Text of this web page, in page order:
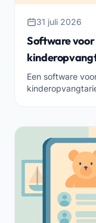
31 juli 2026
Software voor
Een software